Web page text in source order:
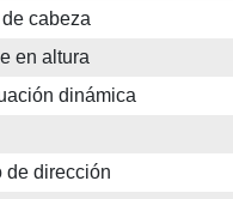
cabeza
en altura
dinámica
de dirección